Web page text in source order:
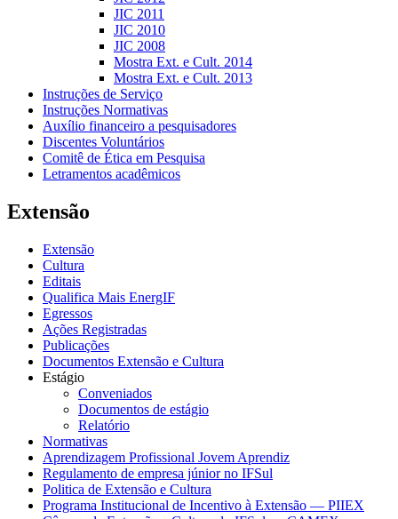
JIC 2011
JIC 2010
JIC 2008
Mostra Ext. e Cult. 2014
Mostra Ext. e Cult. 2013
Instruções de Serviço
Instruções Normativas
Auxílio financeiro a pesquisadores
Discentes Voluntários
Comitê de Ética em Pesquisa
Letramentos acadêmicos
Extensão
Extensão
Cultura
Editais
Qualifica Mais EnergIF
Egressos
Ações Registradas
Publicações
Documentos Extensão e Cultura
Estágio
Conveniados
Documentos de estágio
Relatório
Normativas
Aprendizagem Profissional Jovem Aprendiz
Regulamento de empresa júnior no IFSul
Politica de Extensão e Cultura
Programa Institucional de Incentivo à Extensão — PIIEX